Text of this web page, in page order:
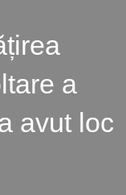
a
avut loc